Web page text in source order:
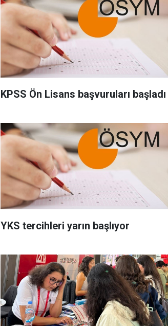
KPSS Ön Lisans başvuruları başladı
YKS tercihleri yarın başlıyor